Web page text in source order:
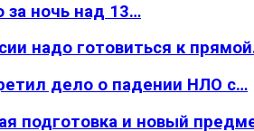
за ночь над 13…
надо готовиться к
дело о падении НЛО с…
подготовка и новый